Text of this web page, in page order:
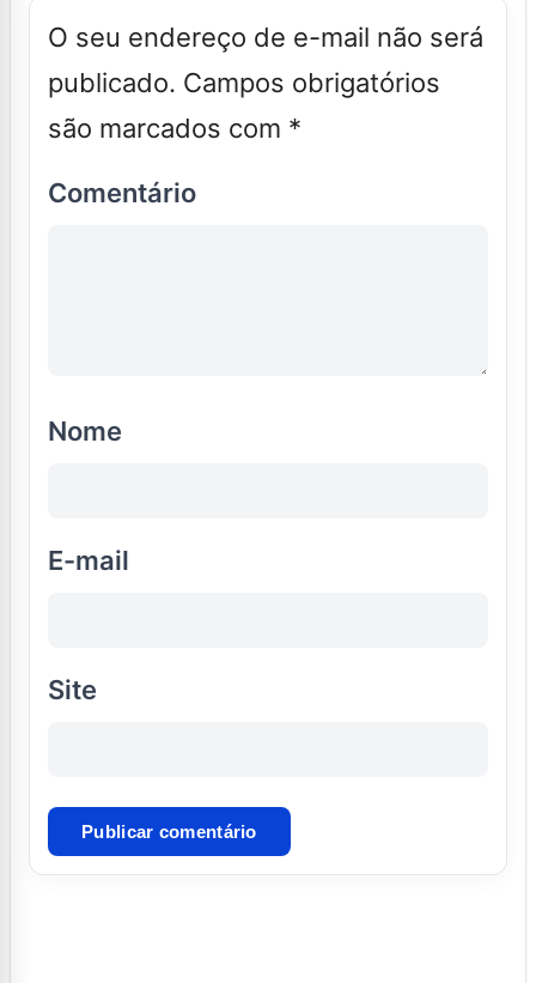
O seu endereço de e-mail não será
publicado. Campos obrigatórios
são marcados com *
Comentário
Nome
E-mail
Site